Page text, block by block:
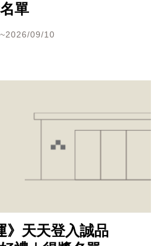
單
09/10
》天天登入誠品